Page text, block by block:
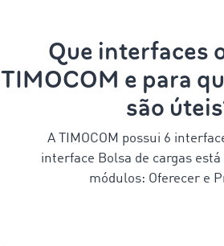
Que interfaces
TIMOCOM e para
são
A TIMOCOM possui 6
interface Bolsa de cargas
módulos: Oferecer e